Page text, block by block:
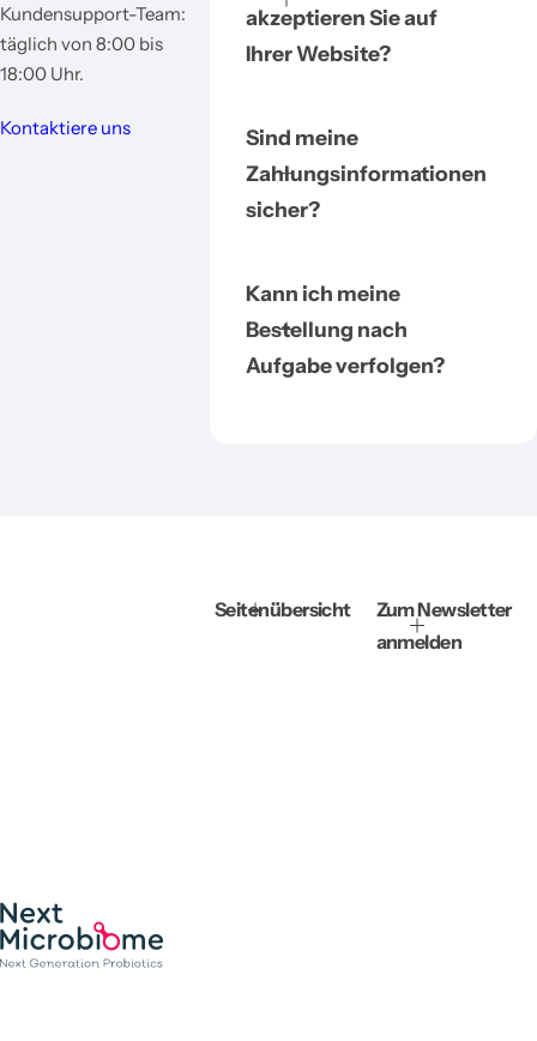
Kundensupport-Team:
täglich von 8:00 bis
18:00 Uhr.
Kontaktiere uns
akzeptieren Sie auf
Ihrer Website?
Sind meine
Zahlungsinformationen
sicher?
Kann ich meine
Bestellung nach
Aufgabe verfolgen?
Seitenübersicht
Zum Newsletter
anmelden